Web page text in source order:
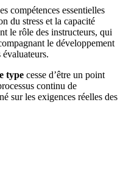
compétences essentielles
du stress et la capacité
le rôle des instructeurs, qui
le développement
type cesse d’être un point
continu de
sur les exigences réelles des